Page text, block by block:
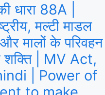
धारा 88A |
मल्टी माडल
मालों के परिवहन
शक्ति | MV Act,
| Power of
to make